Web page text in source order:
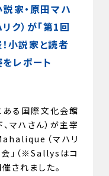
家・原田マハ
ク）が「第1回
小説家と読者
レポート
る国際文化会館
マハさん）が主宰
（マハリ
」（※Sallysはコ
されました。